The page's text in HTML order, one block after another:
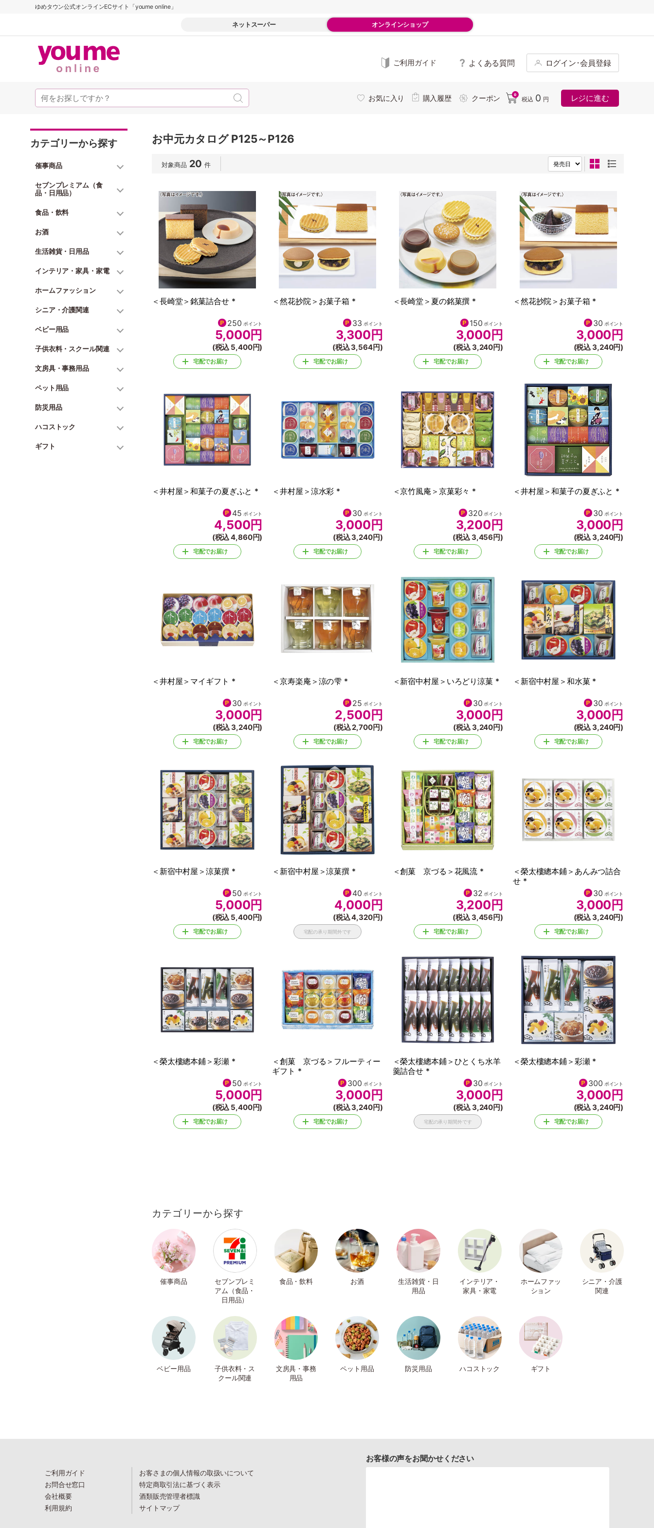
ゆめタウン公式オンラインECサイト「youme online」
ネットスーパー オンラインショップ
ご利用ガイド よくある質問 ログイン･会員登録
お気に入り 購入履歴 クーポン 0
税込 0 円 レジに進む
カテゴリーから探す
催事商品
セブンプレミアム（食
品・日用品）
食品・飲料
お酒
生活雑貨・日用品
インテリア・家具・家電
ホームファッション
シニア・介護関連
ベビー用品
子供衣料・スクール関連
文房具・事務用品
ペット用品
防災用品
ハコストック
ギフト
お中元カタログ P125～P126
対象商品 20 件
＜長崎堂＞銘菓詰合せ *
250 ポイント
5,000円
(税込 5,400円)
宅配でお届け
＜然花抄院＞お菓子箱 *
33 ポイント
3,300 円
(税込 3,564円)
宅配でお届け
＜長崎堂＞夏の銘菓撰 *
150 ポイント
3,000 円
(税込 3,240円)
宅配でお届け
＜然花抄院＞お菓子箱 *
30 ポイント
3,000 円
(税込 3,240円)
宅配でお届け
＜井村屋＞和菓子の夏ぎふと *
45 ポイント
4,500円
(税込 4,860円)
宅配でお届け
＜井村屋＞涼水彩 *
30 ポイント
3,000 円
(税込 3,240円)
宅配でお届け
＜京竹風庵＞京菓彩々 *
320 ポイント
3,200 円
(税込 3,456円)
宅配でお届け
＜井村屋＞和菓子の夏ぎふと *
30 ポイント
3,000 円
(税込 3,240円)
宅配でお届け
＜井村屋＞マイギフト *
30 ポイント
3,000円
(税込 3,240円)
宅配でお届け
＜京寿楽庵＞涼の雫 *
25 ポイント
2,500 円
(税込 2,700円)
宅配でお届け
＜新宿中村屋＞いろどり涼菓 *
30 ポイント
3,000 円
(税込 3,240円)
宅配でお届け
＜新宿中村屋＞和水菓 *
30 ポイント
3,000 円
(税込 3,240円)
宅配でお届け
＜新宿中村屋＞涼菓撰 *
50 ポイント
5,000円
(税込 5,400円)
宅配でお届け
＜新宿中村屋＞涼菓撰 *
40 ポイント
4,000 円
(税込 4,320円)
宅配の承り期間外です
＜創菓 京づる＞花風流 *
32 ポイント
3,200 円
(税込 3,456円)
宅配でお届け
＜榮太樓總本鋪＞あんみつ詰合
せ *
30 ポイント
3,000 円
(税込 3,240円)
宅配でお届け
＜榮太樓總本鋪＞彩瀬 *
50 ポイント
5,000円
(税込 5,400円)
宅配でお届け
＜創菓 京づる＞フルーティー
ギフト *
300 ポイント
3,000 円
(税込 3,240円)
宅配でお届け
＜榮太樓總本鋪＞ひとくち水羊
羹詰合せ *
30 ポイント
3,000 円
(税込 3,240円)
宅配の承り期間外です
＜榮太樓總本鋪＞彩瀬 *
300 ポイント
3,000 円
(税込 3,240円)
宅配でお届け
カテゴリーから探す
催事商品
セブンプレミ
アム（食品・
日用品）
食品・飲料 お酒
生活雑貨・日
用品
インテリア・
家具・家電
ホームファッ
ション
シニア・介護
関連
ベビー用品
子供衣料・ス
クール関連
文房具・事務
用品
ペット用品 防災用品 ハコストック ギフト
ご利用ガイド
お問合せ窓口
会社概要
利用規約
お客さまの個人情報の取扱いについて
特定商取引法に基づく表示
酒類販売管理者標識
サイトマップ
お客様の声をお聞かせください